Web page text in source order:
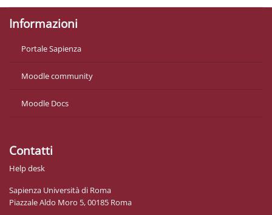
Informazioni
Portale Sapienza
Moodle community
Moodle Docs
Contatti
Help desk
Sapienza Università di Roma
Piazzale Aldo Moro 5, 00185 Roma